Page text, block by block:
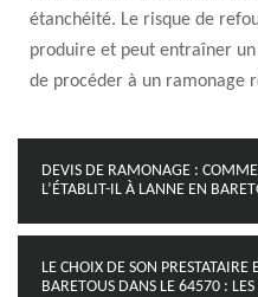
étanchéité. Le risque de
produire et peut entraîner
de procéder à un ramonage
DEVIS DE RAMONAGE :
L’ÉTABLIT-IL À LANNE EN
LE CHOIX DE SON
BARETOUS DANS LE 64570 :